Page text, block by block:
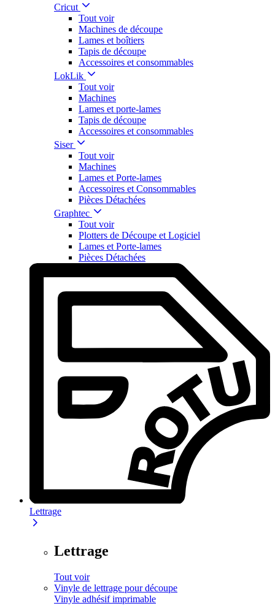
Cricut
Tout voir
Machines de découpe
Lames et boîtiers
Tapis de découpe
Accessoires et consommables
LokLik
Tout voir
Machines
Lames et porte-lames
Tapis de découpe
Accessoires et consommables
Siser
Tout voir
Machines
Lames et Porte-lames
Accessoires et Consommables
Pièces Détachées
Graphtec
Tout voir
Plotters de Découpe et Logiciel
Lames et Porte-lames
Pièces Détachées
Lettrage
Lettrage
Tout voir
Vinyle de lettrage pour découpe
Vinyle adhésif imprimable